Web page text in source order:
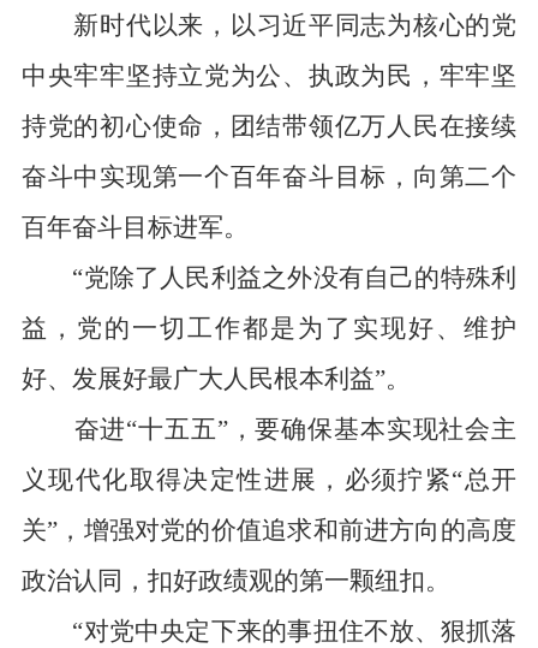
新时代以来，以习近平同志为核心的党
中央牢牢坚持立党为公、执政为民，牢牢坚
持党的初心使命，团结带领亿万人民在接续
奋斗中实现第一个百年奋斗目标，向第二个
百年奋斗目标进军。
“党除了人民利益之外没有自己的特殊利
益，党的一切工作都是为了实现好、维护
好、发展好最广大人民根本利益”。
奋进“十五五”，要确保基本实现社会主
义现代化取得决定性进展，必须拧紧“总开
关”，增强对党的价值追求和前进方向的高度
政治认同，扣好政绩观的第一颗纽扣。
“对党中央定下来的事扭住不放、狠抓落